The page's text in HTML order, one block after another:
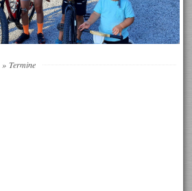
»Termine